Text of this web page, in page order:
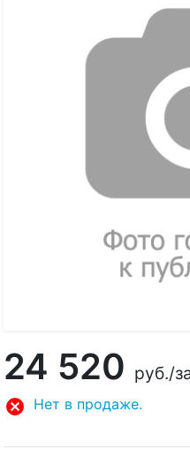
24 520 руб./
Нет в продаже.